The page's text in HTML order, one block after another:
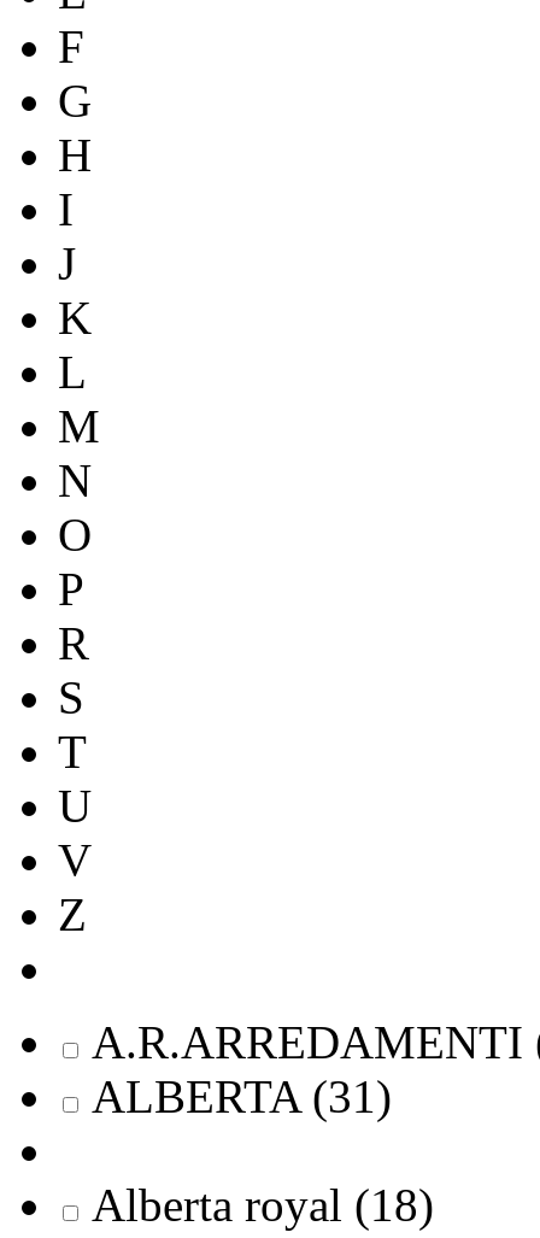
F
G
H
I
J
K
L
M
N
O
P
R
S
T
U
V
Z
A.R.ARREDAMENTI
ALBERTA (31)
Alberta royal (18)